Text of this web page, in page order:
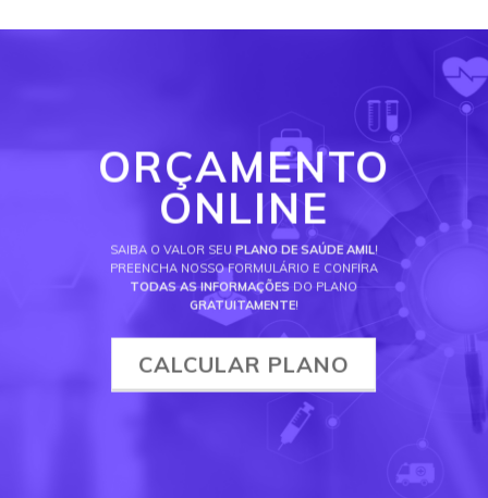
ORÇAMENTO
ONLINE
SAIBA O VALOR SEU PLANO DE SAÚDE AMIL!
PREENCHA NOSSO FORMULÁRIO E CONFIRA
TODAS AS INFORMAÇÕES DO PLANO
GRATUITAMENTE!
CALCULAR PLANO